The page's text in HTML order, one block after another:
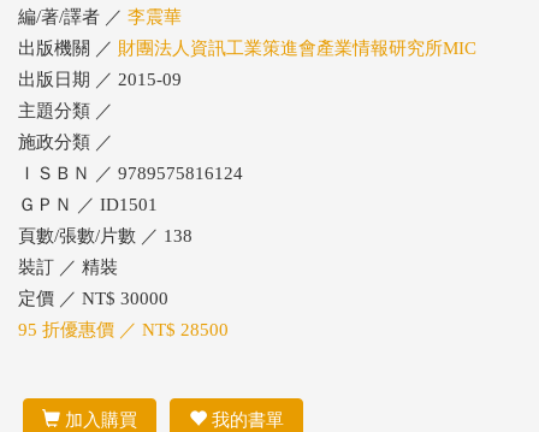
編/著/譯者 ／ 李震華
出版機關 ／ 財團法人資訊工業策進會產業情報研究所MIC
出版日期 ／ 2015-09
主題分類 ／
施政分類 ／
ＩＳＢＮ ／ 9789575816124
ＧＰＮ ／ ID1501
頁數/張數/片數 ／ 138
裝訂 ／ 精裝
定價 ／ NT$ 30000
95 折優惠價 ／ NT$ 28500
加入購買 我的書單